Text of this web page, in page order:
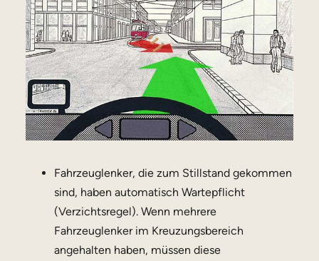
Fahrzeuglenker, die zum Stillstand gekommen
sind, haben automatisch Wartepflicht
(Verzichtsregel). Wenn mehrere
Fahrzeuglenker im Kreuzungsbereich
angehalten haben, müssen diese